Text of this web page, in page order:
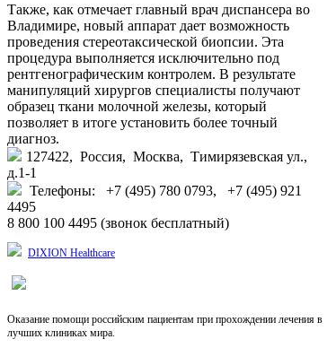
Также, как отмечает главный врач диспансера во
Владимире, новый аппарат дает возможность
проведения стереотаксической биопсии. Эта
процедура выполняется исключительно под
рентгенографическим контролем. В результате
манипуляций хирургов специалисты получают
образец ткани молочной железы, который
позволяет в итоге установить более точный
диагноз.
127422, Россия, Москва, Тимирязевская ул.,
д.1-1
Телефоны: +7 (495) 780 0793, +7 (495) 921
4495
8 800 100 4495 (звонок бесплатный)
DIXION Healthcare
Оказание помощи российским пациентам при прохождении лечения в
лучших клиниках мира.